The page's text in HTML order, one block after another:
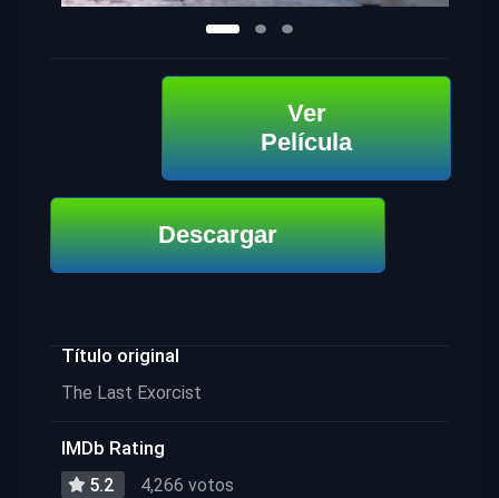
Ver
Película
Descargar
Título original
The Last Exorcist
IMDb Rating
5.2 4,266 votos